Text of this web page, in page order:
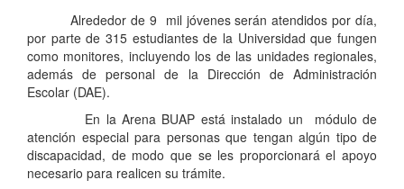
Alrededor de 9 mil jóvenes serán atendidos por día,
por parte de 315 estudiantes de la Universidad que fungen
como monitores, incluyendo los de las unidades regionales,
además de personal de la Dirección de Administración
Escolar (DAE).
En la Arena BUAP está instalado un módulo de
atención especial para personas que tengan algún tipo de
discapacidad, de modo que se les proporcionará el apoyo
necesario para realicen su trámite.